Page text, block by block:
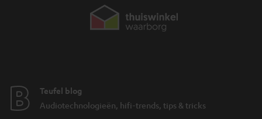
Teufel blog
Audiotechnologieën, hifi-trends, tips & tricks